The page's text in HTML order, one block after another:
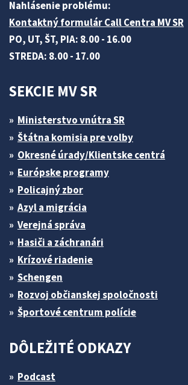
Nahlásenie problému:
Kontaktný formulár Call Centra MV SR
PO, UT, ŠT, PIA: 8.00 - 16.00
STREDA: 8.00 - 17.00
SEKCIE MV SR
Ministerstvo vnútra SR
Štátna komisia pre volby
Okresné úrady/Klientske centrá
Európske programy
Policajný zbor
Azyl a migrácia
Verejná správa
Hasiči a záchranári
Krízové riadenie
Schengen
Rozvoj občianskej spoločnosti
Športové centrum polície
DÔLEŽITÉ ODKAZY
Podcast